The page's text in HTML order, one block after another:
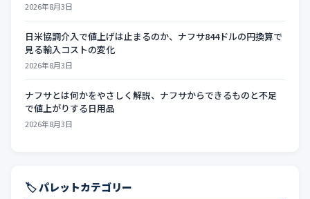
2026年8月3日
日米協調介入で値上げは止まるのか、ナフサ844ドルの円換算で
見る輸入コストの変化
2026年8月3日
ナフサとは何かをやさしく解説、ナフサからできるものと不足
で値上がりする日用品
2026年8月3日
🏷️ パレットカテゴリー